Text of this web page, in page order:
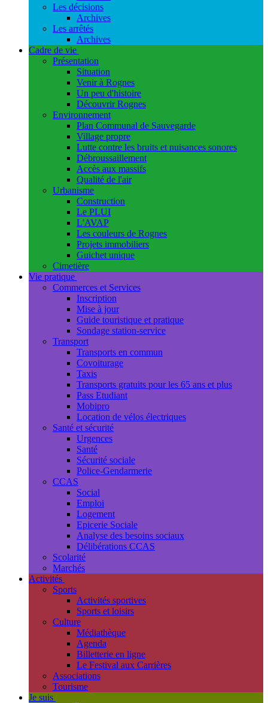
Les décisions
Archives
Les arrêtés
Archives
Cadre de vie
Présentation
Situation
Venir à Rognes
Un peu d'histoire
Découvrir Rognes
Environnement
Plan Communal de Sauvegarde
Village propre
Lutte contre les bruits et nuisances sonores
Débroussaillement
Accès aux massifs
Qualité de l'air
Urbanisme
Construction
Le PLUI
L'AVAP
Les couleurs de Rognes
Projets immobiliers
Guichet unique
Cimetière
Vie pratique
Commerces et Services
Inscription
Mise à jour
Guide touristique et pratique
Sondage station-service
Transport
Transports en commun
Covoiturage
Taxis
Transports gratuits pour les 65 ans et plus
Pass Etudiant
Mobipro
Location de vélos électriques
Santé et sécurité
Urgences
Santé
Sécurité sociale
Police-Gendarmerie
CCAS
Social
Emploi
Logement
Epicerie Sociale
Analyse des besoins sociaux
Délibérations CCAS
Scolarité
Marchés
Activités
Sports
Activités sportives
Sports et loisirs
Culture
Médiathèque
Agenda
Billetterie en ligne
Le Festival aux Carrières
Associations
Tourisme
Je suis